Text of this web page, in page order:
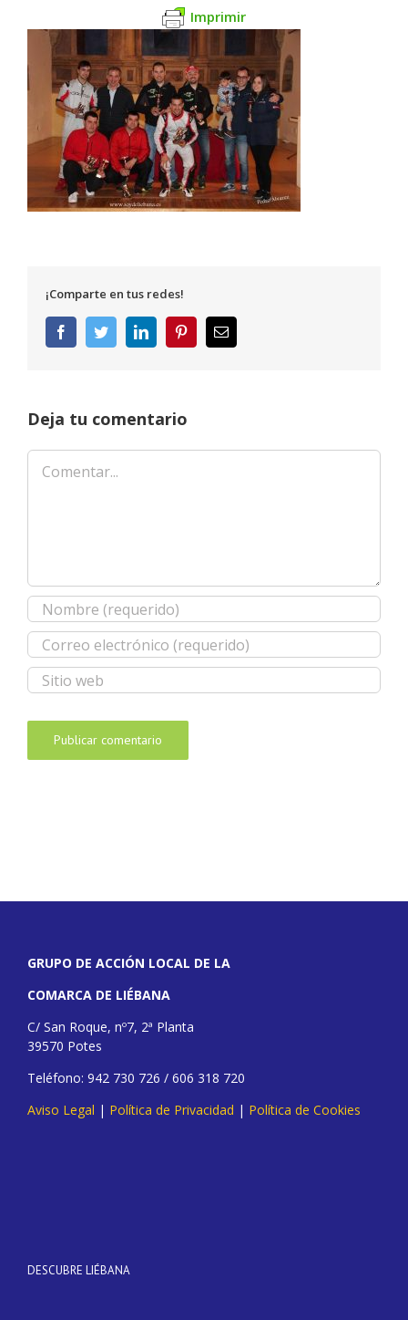
Imprimir
¡Comparte en tus redes!
FacebookTwitterLinkedInPinterestCorreo
electrónico
Deja tu comentario
Comentar
GRUPO DE ACCIÓN LOCAL DE LA
COMARCA DE LIÉBANA
C/ San Roque, nº7, 2ª Planta
39570 Potes
Teléfono: 942 730 726 / 606 318 720
Aviso Legal | Política de Privacidad | Política de Cookies
DESCUBRE LIÉBANA